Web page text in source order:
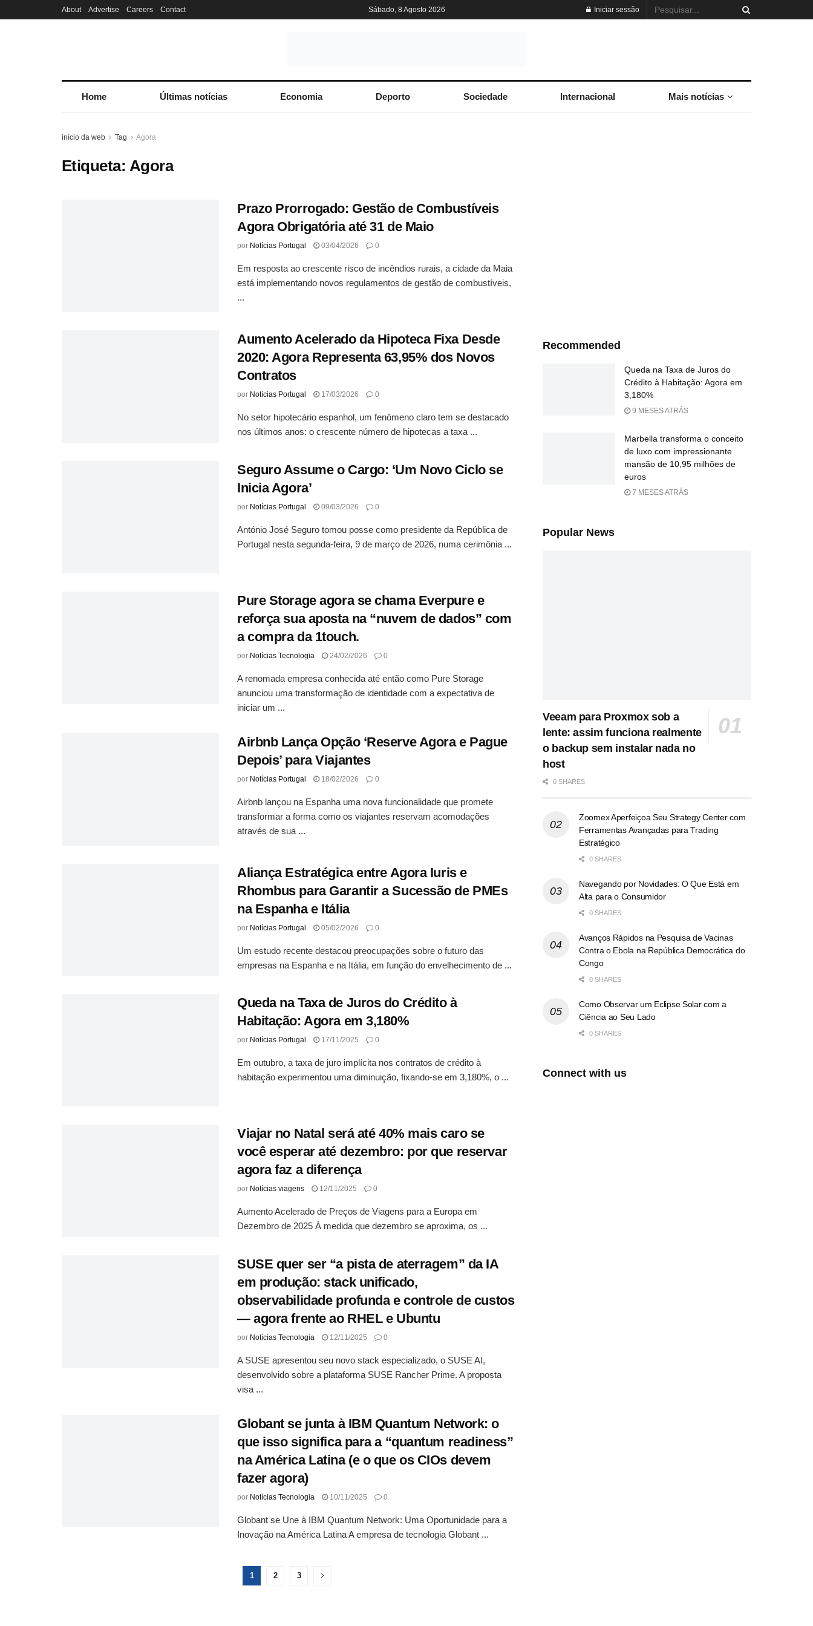
About Advertise Careers Contact Sábado, 8 Agosto 2026 Iniciar sessão
Home Últimas notícias Economia Deporto Sociedade Internacional Mais notícias
início da web Tag Agora
Etiqueta: Agora
Prazo Prorrogado: Gestão de Combustíveis
Agora Obrigatória até 31 de Maio
por Notícias Portugal 03/04/2026 0
Em resposta ao crescente risco de incêndios rurais, a cidade da Maia
está implementando novos regulamentos de gestão de combustíveis,
...
Aumento Acelerado da Hipoteca Fixa Desde
2020: Agora Representa 63,95% dos Novos
Contratos
por Notícias Portugal 17/03/2026 0
No setor hipotecário espanhol, um fenômeno claro tem se destacado
nos últimos anos: o crescente número de hipotecas a taxa ...
Seguro Assume o Cargo: ‘Um Novo Ciclo se
Inicia Agora’
por Notícias Portugal 09/03/2026 0
António José Seguro tomou posse como presidente da República de
Portugal nesta segunda-feira, 9 de março de 2026, numa cerimônia ...
Pure Storage agora se chama Everpure e
reforça sua aposta na “nuvem de dados” com
a compra da 1touch.
por Notícias Tecnologia 24/02/2026 0
A renomada empresa conhecida até então como Pure Storage
anunciou uma transformação de identidade com a expectativa de
iniciar um ...
Airbnb Lança Opção ‘Reserve Agora e Pague
Depois’ para Viajantes
por Notícias Portugal 18/02/2026 0
Airbnb lançou na Espanha uma nova funcionalidade que promete
transformar a forma como os viajantes reservam acomodações
através de sua ...
Aliança Estratégica entre Agora Iuris e
Rhombus para Garantir a Sucessão de PMEs
na Espanha e Itália
por Notícias Portugal 05/02/2026 0
Um estudo recente destacou preocupações sobre o futuro das
empresas na Espanha e na Itália, em função do envelhecimento de ...
Queda na Taxa de Juros do Crédito à
Habitação: Agora em 3,180%
por Notícias Portugal 17/11/2025 0
Em outubro, a taxa de juro implícita nos contratos de crédito à
habitação experimentou uma diminuição, fixando-se em 3,180%, o ...
Viajar no Natal será até 40% mais caro se
você esperar até dezembro: por que reservar
agora faz a diferença
por Notícias viagens 12/11/2025 0
Aumento Acelerado de Preços de Viagens para a Europa em
Dezembro de 2025 À medida que dezembro se aproxima, os ...
SUSE quer ser “a pista de aterragem” da IA
em produção: stack unificado,
observabilidade profunda e controle de custos
— agora frente ao RHEL e Ubuntu
por Notícias Tecnologia 12/11/2025 0
A SUSE apresentou seu novo stack especializado, o SUSE AI,
desenvolvido sobre a plataforma SUSE Rancher Prime. A proposta
visa ...
Globant se junta à IBM Quantum Network: o
que isso significa para a “quantum readiness”
na América Latina (e o que os CIOs devem
fazer agora)
por Notícias Tecnologia 10/11/2025 0
Globant se Une à IBM Quantum Network: Uma Oportunidade para a
Inovação na América Latina A empresa de tecnologia Globant ...
1 2 3
Recommended
Queda na Taxa de Juros do
Crédito à Habitação: Agora em
3,180%
9 MESES ATRÁS
Marbella transforma o conceito
de luxo com impressionante
mansão de 10,95 milhões de
euros
7 MESES ATRÁS
Popular News
Veeam para Proxmox sob a
lente: assim funciona realmente
o backup sem instalar nada no
host
0 SHARES
Zoomex Aperfeiçoa Seu Strategy Center com
Ferramentas Avançadas para Trading
Estratégico
0 SHARES
Navegando por Novidades: O Que Está em
Alta para o Consumidor
0 SHARES
Avanços Rápidos na Pesquisa de Vacinas
Contra o Ebola na República Democrática do
Congo
0 SHARES
Como Observar um Eclipse Solar com a
Ciência ao Seu Lado
0 SHARES
Connect with us